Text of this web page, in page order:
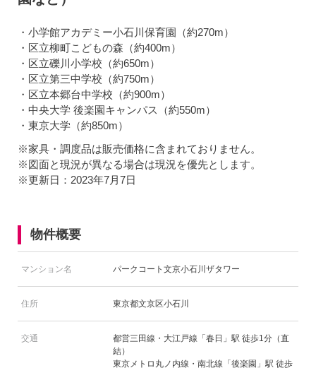
・小学館アカデミー小石川保育園（約270m）
・区立柳町こどもの森（約400m）
・区立礫川小学校（約650m）
・区立第三中学校（約750m）
・区立本郷台中学校（約900m）
・中央大学 後楽園キャンパス（約550m）
・東京大学（約850m）
※家具・調度品は販売価格に含まれておりません。
※図面と現況が異なる場合は現況を優先とします。
※更新日：2023年7月7日
物件概要
マンション名 パークコート文京小石川ザタワー
住所 東京都文京区小石川
交通
都営三田線・大江戸線「春日」駅 徒歩1分（直
結）
東京メトロ丸ノ内線・南北線「後楽園」駅 徒歩